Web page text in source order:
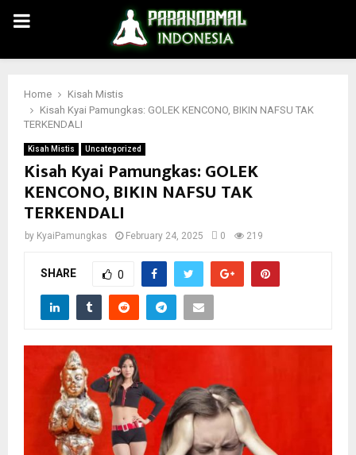
PRIMARY
MENU
Home
Kisah Mistis
Kisah Kyai Pamungkas: GOLEK KENCONO, BIKIN NAFSU TAK
TERKENDALI
Kisah Mistis Uncategorized
Kisah Kyai Pamungkas: GOLEK
KENCONO, BIKIN NAFSU TAK
TERKENDALI
by KyaiPamungkas February 24, 2025 0 219
SHARE 0